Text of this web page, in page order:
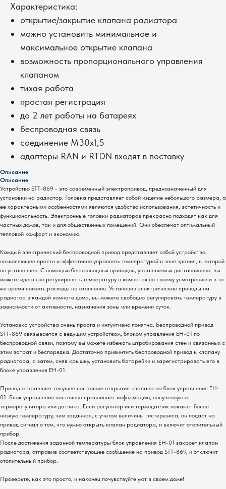
Характеристика:
открытие/закрытие клапана радиатора
можно установить минимальное и
максимальное открытие клапана
возможность пропорционального управления
клапаном
тихая работа
простая регистрация
до 2 лет работы на батареях
беспроводная связь
соединение M30x1,5
адаптеры RAN и RTDN входят в поставку
Описание
Описание
Устройство STT-869 - это современный электропривод, предназначенный для
установки на радиатор. Головка представляет собой изделие небольшого размера, а
ее характерными особенностями являются удобство использования, эстетичность и
функциональность. Электронные головки радиаторов прекрасно подходят как для
частных домов, так и для общественных помещений. Они обеспечат оптимальный
тепловой комфорт и экономию.
Каждый электрический беспроводной привод представляет собой устройство,
позволяющее просто и эффективно управлять температурой в зоне здания, в которой
он установлен. С помощью беспроводных приводов, управляемых дистанционно, вы
можете идеально регулировать температуру в комнатах по своему усмотрению и в то
же время снизить расходы на отопление. Установив электрические приводы на
радиатор в каждой комнате дома, вы можете свободно регулировать температуру в
зависимости от активности, назначения зоны или времени суток.
Установка устройства очень проста и интуитивно понятна. Беспроводной привод
STT-869 связывается с ведущим устройством, блоком управления EH-01 по
беспроводной связи, поэтому вы можете избежать штробирования стен и связанных с
этим затрат и беспорядка. Достаточно привинтить беспроводной привод к клапану
радиатора, а затем, сняв крышку, установить батарейки и зарегистрировать его в
блоке управления EH-01.
Привод отправляет текущее состояние открытия клапана на блок управления EH-
01. Блок управления постоянно сравнивает информацию, полученную от
терморегулятора или датчика. Если регулятор или термодатчик покажет более
низкую температуру, чем заданная, с учетом величины гистерезиса, он подаст на
привод сигнал о том, что нужно открыть клапан радиатора, и включит отопительный
прибор.
После достижения заданной температуры блок управления EH-01 закроет клапан
радиатора, отправив соответствующее сообщение на привод STT-869, и отключит
отопительный прибор.
Проверьте, как это просто, и наконец почувствуйте уют в своем доме!